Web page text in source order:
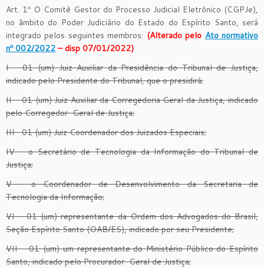
Art. 1º O Comitê Gestor do Processo Judicial Eletrônico (CGPJe),
no âmbito do Poder Judiciário do Estado do Espírito Santo, será
integrado pelos seguintes membros: (Alterado pelo Ato normativo
nº 002/2022 – disp 07/01/2022)
I – 01 (um) Juiz Auxiliar da Presidência do Tribunal de Justiça,
indicado pelo Presidente do Tribunal, que o presidirá;
II – 01 (um) Juiz Auxiliar da Corregedoria Geral da Justiça, indicado
pelo Corregedor-Geral de Justiça;
III– 01 (um) Juiz Coordenador dos Juizados Especiais;
IV – o Secretário de Tecnologia da Informação do Tribunal de
Justiça;
V – o Coordenador de Desenvolvimento da Secretaria de
Tecnologia da Informação;
VI – 01 (um) representante da Ordem dos Advogados do Brasil,
Seção Espírito Santo (OAB/ES), indicado por seu Presidente;
VII – 01 (um) um representante do Ministério Público do Espírito
Santo, indicado pelo Procurador-Geral de Justiça;